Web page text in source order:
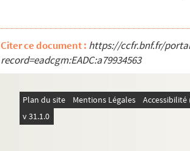
Citer ce document : https://ccfr.bnf.fr/
record=eadcgm:EADC:a79934563
Plan du site Mentions Légales
v 31.1.0